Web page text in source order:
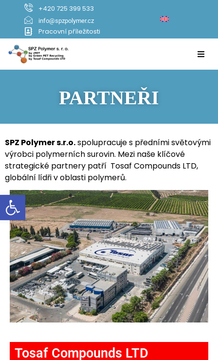
Open toolbar
+420 725 399 533
info@spzpolymer.cz
Pracovní příležitosti
PARTNEŘI
SPZ Polymer s.r.o.spolupracuje s předními světovými
výrobci polymerních surovin. Mezi naše klíčové
strategické partnery patří Tosaf Compounds LTD,
globální lídři v oblasti polymerů.
Tosaf Compounds LTD